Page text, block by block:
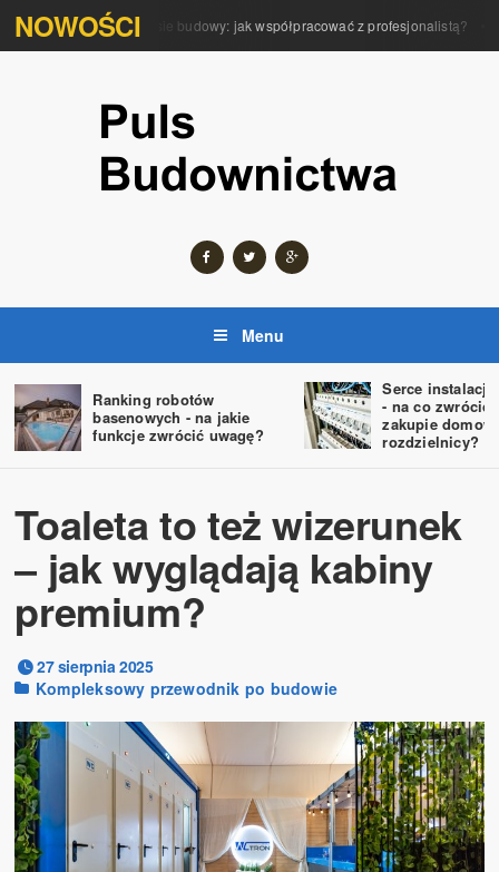
NOWOŚCI
architekta w procesie budowy: jak współpracować z profesjonalistą?
Menu
Ranking robotów
basenowych - na jakie
funkcje zwrócić uwagę?
Serce instalacji
- na co zwrócić
zakupie
rozdzielnicy?
Toaleta to też wizerunek
– jak wyglądają kabiny
premium?
27 sierpnia 2025
Kompleksowy przewodnik po budowie